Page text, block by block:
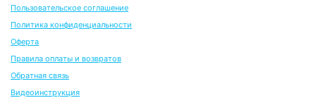
Пользовательское соглашение
Политика конфиденциальности
Оферта
Правила оплаты и возвратов
Обратная связь
Видеоинструкция